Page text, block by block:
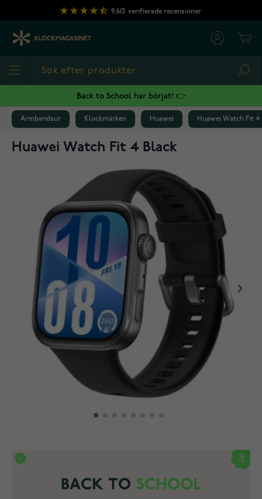
Hoppa till innehållet
9,613 verifierade recensioner
Back to School har börjat! 👉
Armbandsur Klockmärken Huawei Huawei Watch Fit 4
Huawei Watch Fit 4 Black